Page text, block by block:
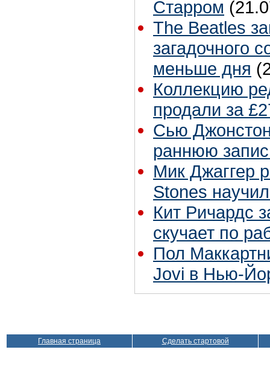
Старром
The Beatles
загадочного
меньше дня
Коллекцию
продали за
Сью
раннюю
Мик Джаггер
Stones
Кит Ричардс
скучает по
Пол
Jovi в Нью-
Главная страница Сделать стартовой